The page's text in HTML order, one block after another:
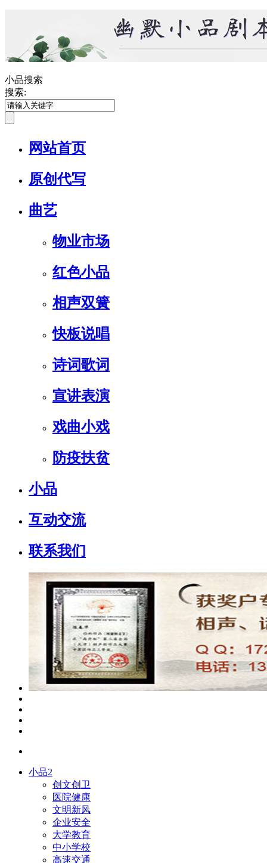
小品搜索
搜索:
网站首页
原创代写
曲艺
物业市场
红色小品
相声双簧
快板说唱
诗词歌词
宣讲表演
戏曲小戏
防疫扶贫
小品
互动交流
联系我们
小品2
创文创卫
医院健康
文明新风
企业安全
大学教育
中小学校
高速交通